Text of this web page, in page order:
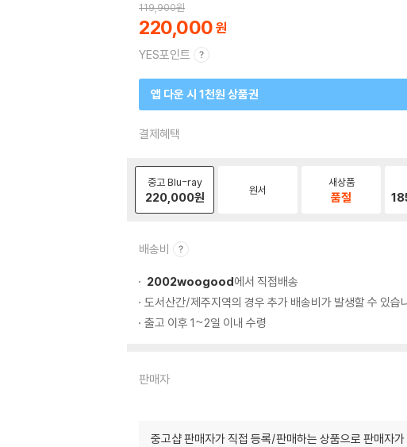
119,900원
220,000
YES포인트
앱 다운 시 1천원 상품권
결제혜택
중고 Blu-ray
220,000원 원서
새상품
품절
배송비
2002woogood에서 직접배송
도서산간/제주지역의 경우 추가 배송비가 발생할 수 있습
출고 이후 1~2일 이내 수령
판매자
중고샵 판매자가 직접 등록/판매하는 상품으로 판매자